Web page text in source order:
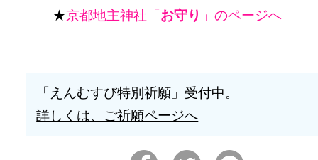
★京都地主神社「お守り 」のページへ
「えんむすび特別祈願」受付中。
詳しくは、ご祈願ページへ